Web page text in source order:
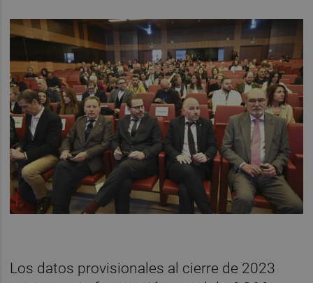
Los datos provisionales al cierre de 2023